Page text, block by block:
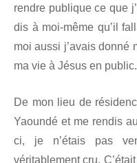
rendre publique ce que
dis à moi-même qu’il
moi aussi j’avais donné
ma vie à Jésus en public.
De mon lieu de
Yaoundé et me rendis
ci, je n’étais pas
véritablement cru.